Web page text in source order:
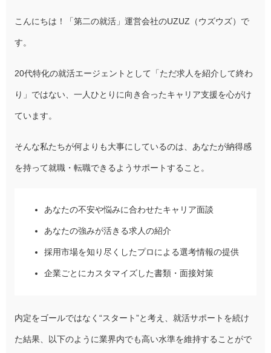
こんにちは！「第二の就活」運営会社のUZUZ（ウズウズ）で
す。
20代特化の就活エージェントとして「ただ求人を紹介して終わ
り」ではない、一人ひとりに向き合ったキャリア支援を心がけ
ています。
そんな私たちが何よりも大事にしているのは、あなたが納得感
を持って就職・転職できるようサポートすること。
あなたの不安や悩みに合わせたキャリア面談
あなたの強みが活きる求人の紹介
採用市場を知り尽くしたプロによる選考情報の提供
企業ごとにカスタマイズした書類・面接対策
内定をゴールではなく“スタート”と考え、就活サポートを続け
た結果、以下のように業界内でも高い水準を維持することがで